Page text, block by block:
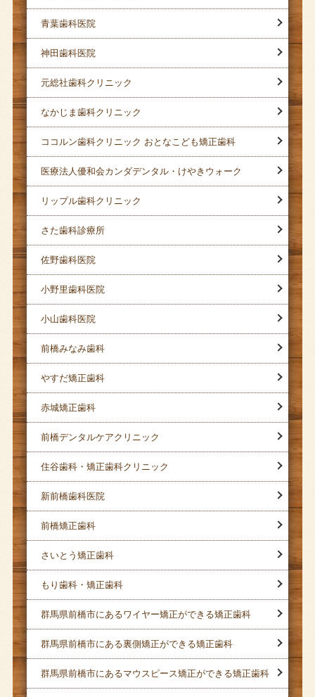
青葉歯科医院
神田歯科医院
元総社歯科クリニック
なかじま歯科クリニック
ココルン歯科クリニック おとなこども矯正歯科
医療法人優和会カンダデンタル・けやきウォーク
リップル歯科クリニック
さた歯科診療所
佐野歯科医院
小野里歯科医院
小山歯科医院
前橋みなみ歯科
やすだ矯正歯科
赤城矯正歯科
前橋デンタルケアクリニック
住谷歯科・矯正歯科クリニック
新前橋歯科医院
前橋矯正歯科
さいとう矯正歯科
もり歯科・矯正歯科
群馬県前橋市にあるワイヤー矯正ができる矯正歯科
群馬県前橋市にある裏側矯正ができる矯正歯科
群馬県前橋市にあるマウスピース矯正ができる矯正歯科